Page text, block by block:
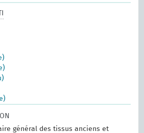
général des tissus anciens et